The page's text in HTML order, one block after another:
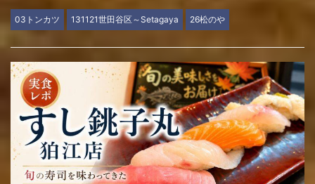
03トンカツ 131121世田谷区～Setagaya 26松のや